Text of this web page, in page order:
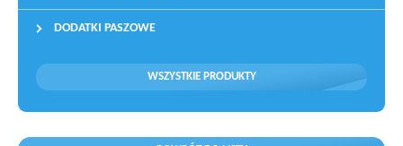
DODATKI PASZOWE
WSZYSTKIE PRODUKTY